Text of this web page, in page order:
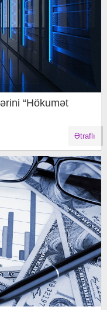
“Hökumət
Ətraflı